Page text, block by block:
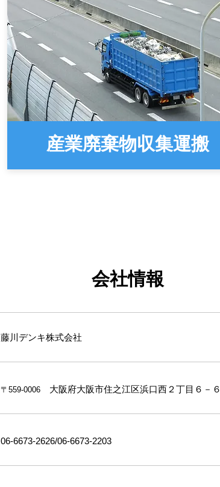
産業廃棄物収集運搬
会社情報
​藤川デンキ株式会社
〒559-0006 大阪府大阪市住之江区浜口西２丁目６－６
06-6673-2626/06-6673-2203